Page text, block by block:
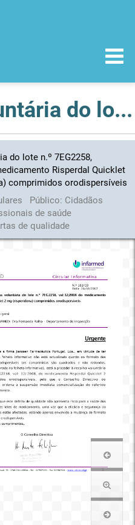
Recolha voluntária do lote n.º 7EG2258, val:12/2008 do medicamento Risperdal Quicklet 2 mg (risperidona) comprimidos orodispersíveis
do lote n.º 7EG2258,
Risperdal Quicklet
comprimidos orodispersíveis
Público: Cidadãos
de saúde
de qualidade